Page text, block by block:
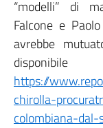
“modelli” di
Falcone e
avrebbe
https://
chirolla-
colombiana-